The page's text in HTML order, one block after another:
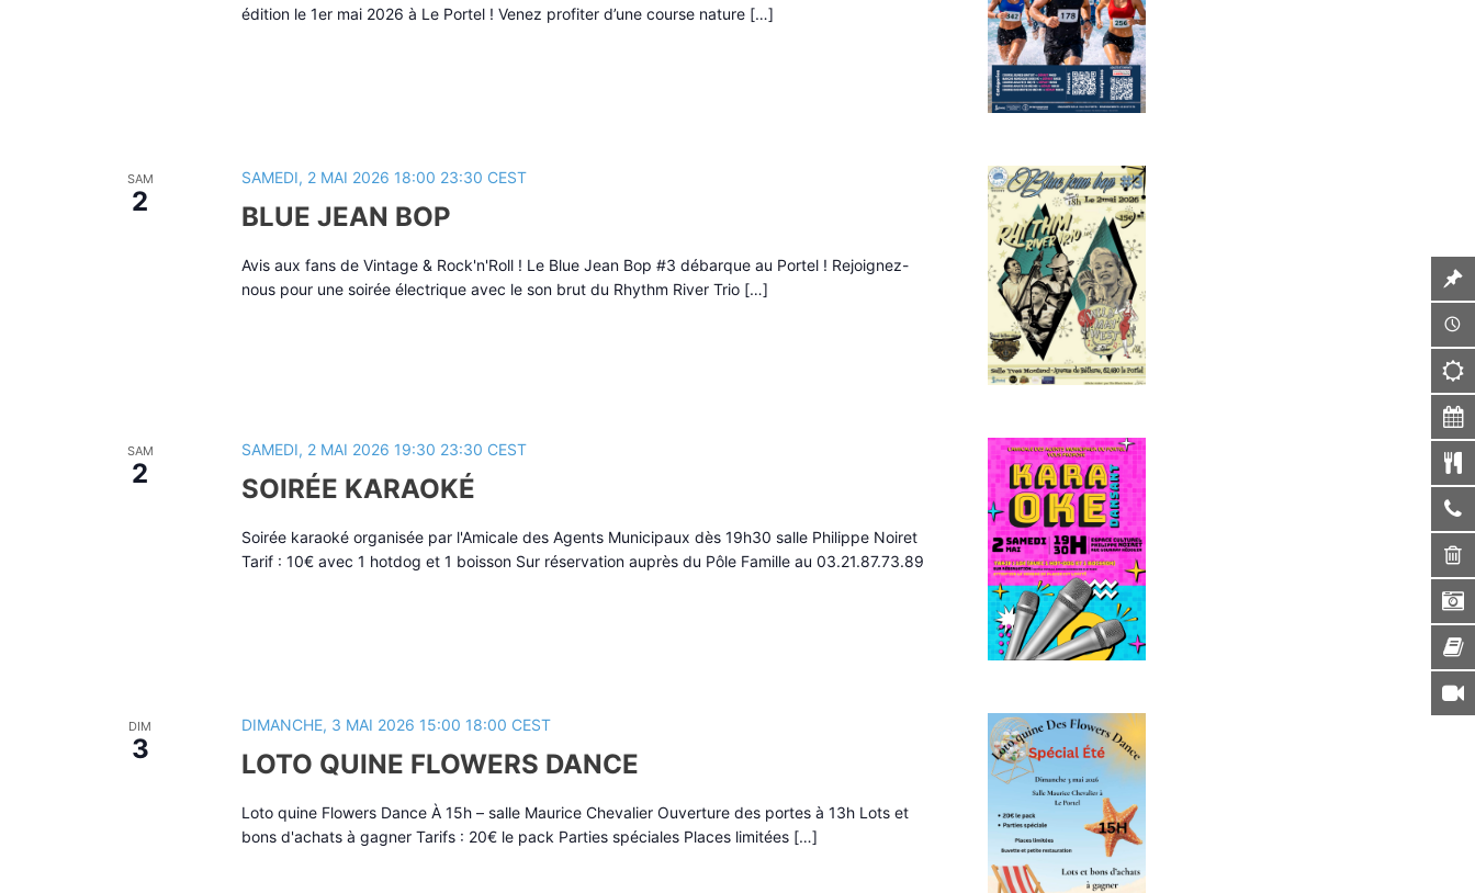
édition le 1er mai 2026 à Le Portel ! Venez profiter d’une course nature […]
SAM
2 BLUE JEAN BOP
SAMEDI, 2 MAI 2026 18:00 23:30 CEST
Avis aux fans de Vintage & Rock'n'Roll ! Le Blue Jean Bop #3 débarque au Portel ! Rejoignez-
nous pour une soirée électrique avec le son brut du Rhythm River Trio […]
SAM
2 SOIRÉE KARAOKÉ
SAMEDI, 2 MAI 2026 19:30 23:30 CEST
Soirée karaoké organisée par l'Amicale des Agents Municipaux dès 19h30 salle Philippe Noiret
Tarif : 10€ avec 1 hotdog et 1 boisson Sur réservation auprès du Pôle Famille au 03.21.87.73.89
DIM
3 LOTO QUINE FLOWERS DANCE
DIMANCHE, 3 MAI 2026 15:00 18:00 CEST
Loto quine Flowers Dance À 15h – salle Maurice Chevalier Ouverture des portes à 13h Lots et
bons d'achats à gagner Tarifs : 20€ le pack Parties spéciales Places limitées […]